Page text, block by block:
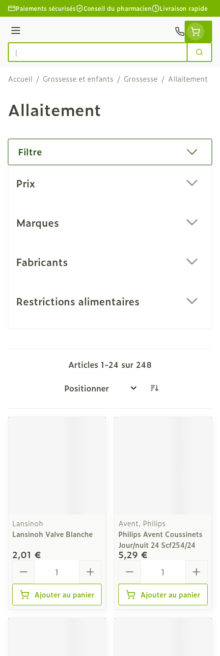
Aller au contenu
Paiements sécurisés Conseil du pharmacien Livraison rapide
Menu
Rechercher
Accueil / Grossesse et enfants / Grossesse / Allaitement
Allaitement
Filtre
Prix
Marques
Fabricants
Restrictions alimentaires
Articles 1-24 sur 248
Trier par:
Lansinoh
Lansinoh Valve Blanche
2,01 €
Ajouter au panier
Avent, Philips
Philips Avent Coussinets
Jour/nuit 24 Scf254/24
5,29 €
Ajouter au panier